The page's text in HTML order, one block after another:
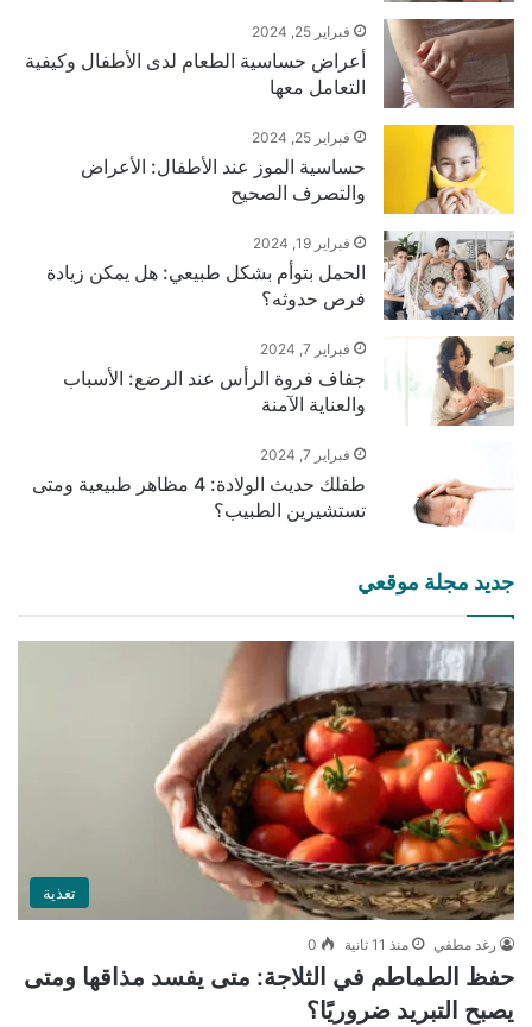
فبراير 25, 2024
أعراض حساسية الطعام لدى الأطفال وكيفية
التعامل معها
فبراير 25, 2024
حساسية الموز عند الأطفال: الأعراض
والتصرف الصحيح
فبراير 19, 2024
الحمل بتوأم بشكل طبيعي: هل يمكن زيادة
فرص حدوثه؟
فبراير 7, 2024
جفاف فروة الرأس عند الرضع: الأسباب
والعناية الآمنة
فبراير 7, 2024
طفلك حديث الولادة: 4 مظاهر طبيعية ومتى
تستشيرين الطبيب؟
جديد مجلة موقعي
تغذية
رغد مطفي منذ 11 ثانية 0
حفظ الطماطم في الثلاجة: متى يفسد مذاقها ومتى
يصبح التبريد ضروريًا؟